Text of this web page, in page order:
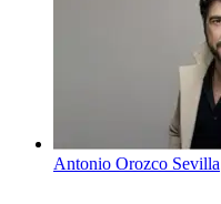
Antonio Orozco Sevilla